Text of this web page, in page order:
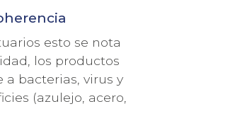
esto se nota
los productos
a bacterias, virus y
(azulejo, acero,